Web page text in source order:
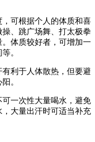
可根据个人的体质和喜
、跳广场舞、打太极拳
体质较好者，可增加一
。
利于人体散热，但要避
。
一次性大量喝水，避免
大量出汗时可适当补充